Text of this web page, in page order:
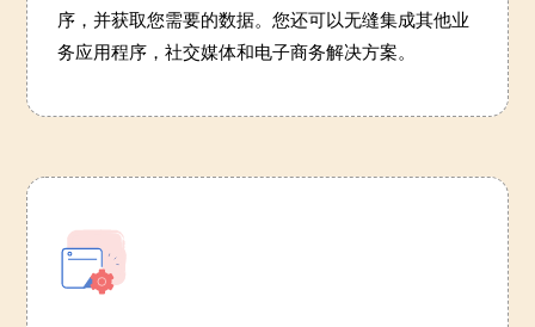
序，并获取您需要的数据。您还可以无缝集成其他业
务应用程序，社交媒体和电子商务解决方案。